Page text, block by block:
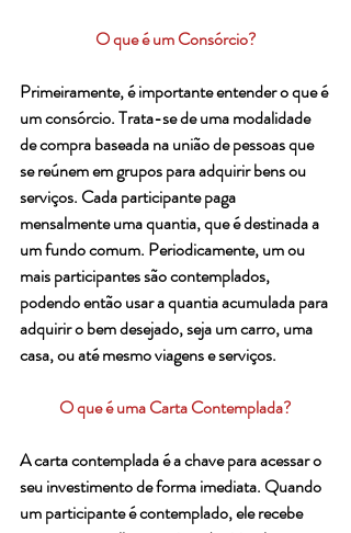
O que é um Consórcio?
Primeiramente, é importante entender o que é
um consórcio. Trata-se de uma modalidade
de compra baseada na união de pessoas que
se reúnem em grupos para adquirir bens ou
serviços. Cada participante paga
mensalmente uma quantia, que é destinada a
um fundo comum. Periodicamente, um ou
mais participantes são contemplados,
podendo então usar a quantia acumulada para
adquirir o bem desejado, seja um carro, uma
casa, ou até mesmo viagens e serviços.
O que é uma Carta Contemplada?
A carta contemplada é a chave para acessar o
seu investimento de forma imediata. Quando
um participante é contemplado, ele recebe